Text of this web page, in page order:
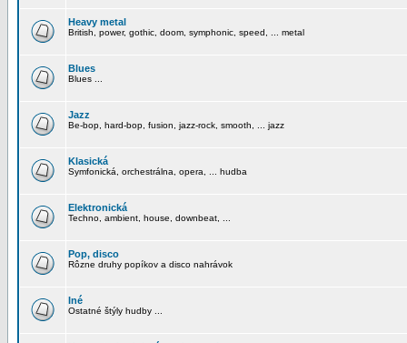
Heavy metal
British, power, gothic, doom, symphonic, speed, ... metal
Blues
Blues ...
Jazz
Be-bop, hard-bop, fusion, jazz-rock, smooth, ... jazz
Klasická
Symfonická, orchestrálna, opera, ... hudba
Elektronická
Techno, ambient, house, downbeat, ...
Pop, disco
Rôzne druhy popíkov a disco nahrávok
Iné
Ostatné štýly hudby ...